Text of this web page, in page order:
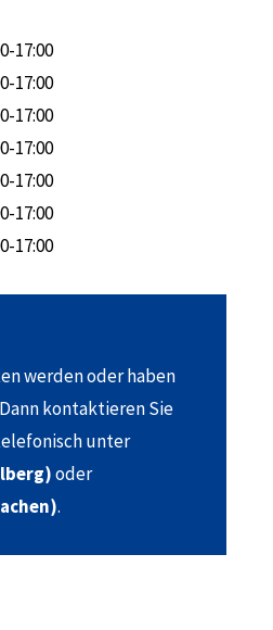
17:00
17:00
17:00
17:00
17:00
17:00
17:00
werden oder haben
kontaktieren Sie
unter
oder
.